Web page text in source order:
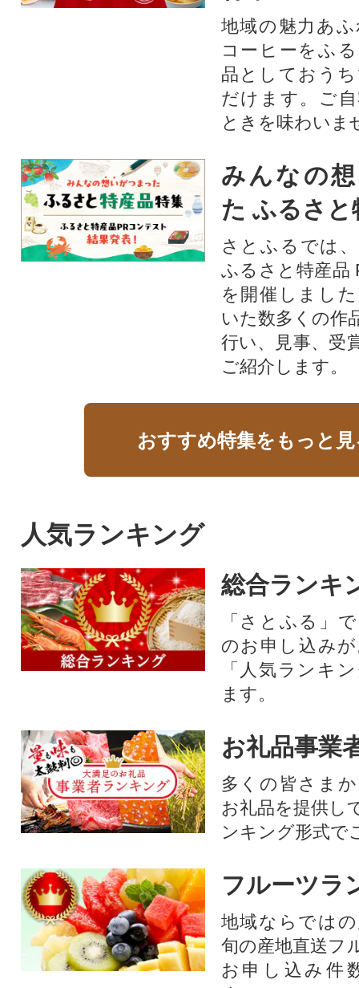
地域の魅力あ
コーヒーをふ
品としておう
だけます。ご
ときを味わいま
みんなの
た ふるさと
さとふるでは
ふるさと特産品
を開催しまし
いた数多くの作
行い、見事、受
ご紹介します。
おすすめ特集をもっと
人気ランキング
総合ランキ
「さとふる」
のお申し込み
「人気ランキ
ます。
お礼品事業
多くの皆さま
お礼品を提供し
ンキング形式で
フルーツラ
地域ならでは
旬の産地直送フ
お申し込み件